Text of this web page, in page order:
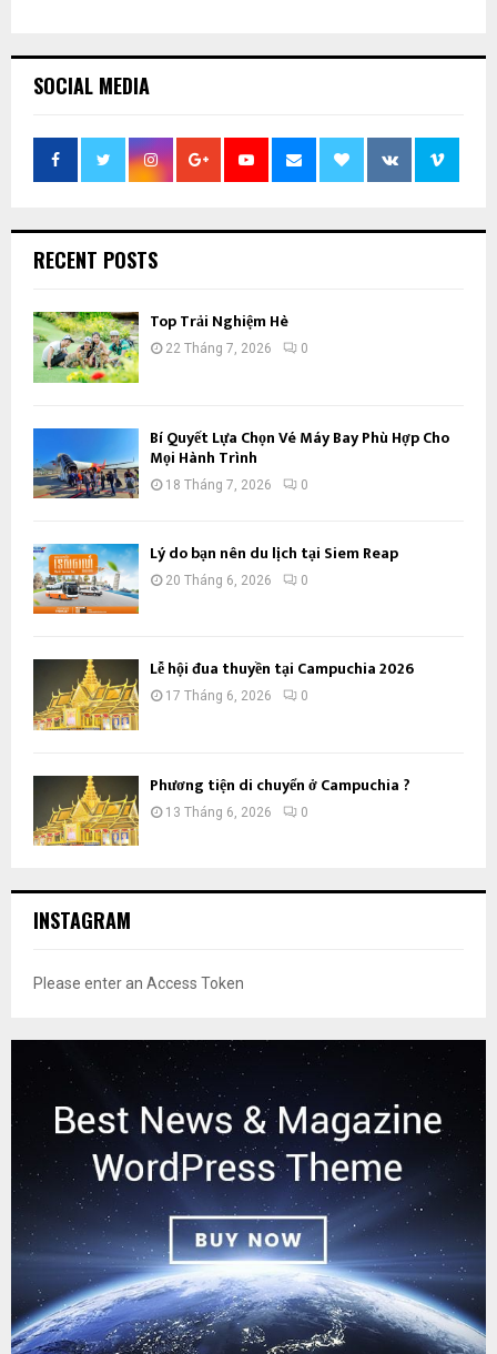
SOCIAL MEDIA
RECENT POSTS
Top Trải Nghiệm Hè
22 Tháng 7, 2026 0
Bí Quyết Lựa Chọn Vé Máy Bay Phù Hợp Cho
Mọi Hành Trình
18 Tháng 7, 2026 0
Lý do bạn nên du lịch tại Siem Reap
20 Tháng 6, 2026 0
Lễ hội đua thuyền tại Campuchia 2026
17 Tháng 6, 2026 0
Phương tiện di chuyển ở Campuchia ?
13 Tháng 6, 2026 0
INSTAGRAM
Please enter an Access Token